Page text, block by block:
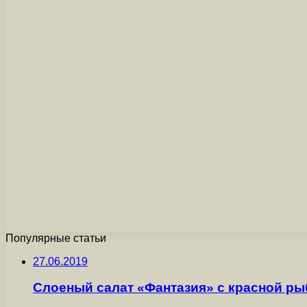
Популярные статьи
27.06.2019
Слоеный салат «Фантазия» с красной